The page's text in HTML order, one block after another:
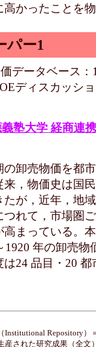
かったことを
パー1
データベース：
ディスカッショ
義塾大学 経商連
卸売物価を都
，物価史は国
が，近年，地
れて，市場圏
まっている。
1920 年の卸売物
24 品目・20
（Institutional Repository）
産された研究成果（全文